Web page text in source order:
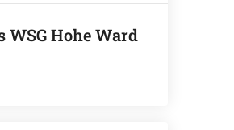
WSG Hohe Ward